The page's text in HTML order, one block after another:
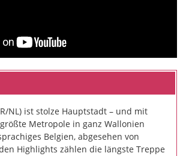
NL) ist stolze Hauptstadt – und mit
Metropole in ganz Wallonien
Belgien, abgesehen von
Highlights zählen die längste Treppe